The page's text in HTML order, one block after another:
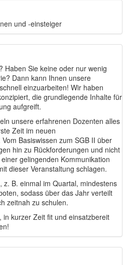
und -einsteiger
Haben Sie keine oder nur wenig
Dann kann Ihnen unsere
einzuarbeiten! Wir haben
die grundlegende Inhalte für
aufgreift.
unsere erfahrenen Dozenten alles
Zeit im neuen
Basiswissen zum SGB II über
hin zu Rückforderungen und nicht
gelingenden Kommunikation
dieser Veranstaltung schlagen.
z. B. einmal im Quartal, mindestens
sodass über das Jahr verteilt
zeitnah zu schulen.
in kurzer Zeit fit und einsatzbereit